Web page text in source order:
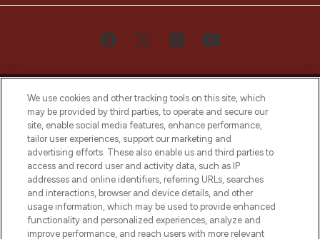
Bądź pierwszą osobą, która dowie się o
najnowszych produktach, od niszowych i
uznanych marek, sezonowych trendach i
otrzyma ekskluzywne artykuły redakcyjne
z Sunday Supplement.
Zgoda na pliki cookie
We use cookies and other tracking tools on this site, which
may be provided by third parties, to operate and secure our
site, enable social media features, enhance performance,
tailor user experiences, support our marketing and
advertising efforts. These also enable us and third parties to
access and record user and activity data, such as IP
addresses and online identifiers, referring URLs, searches
and interactions, browser and device details, and other
usage information, which may be used to provide enhanced
functionality and personalized experiences, analyze and
improve performance, and reach users with more relevant